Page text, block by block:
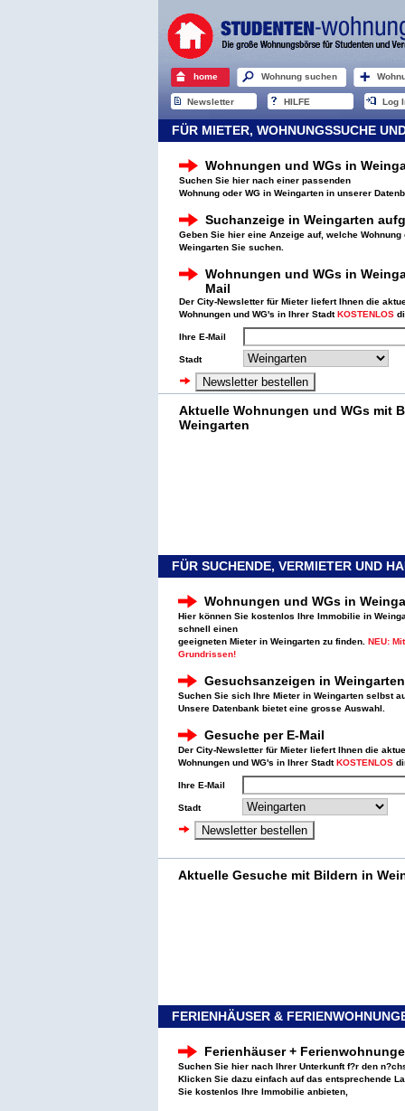
home Wohnung suchen
Newsletter HILFE Log
FÜR MIETER, WOHNUNGSSUCHE
Wohnungen und WGs in
Suchen Sie hier nach einer passenden
Wohnung oder WG in Weingarten in unserer
Suchanzeige in Weingarten
Geben Sie hier eine Anzeige auf, welche Wohnung
Weingarten Sie suchen.
Wohnungen und WGs in
Mail
Der City-Newsletter für Mieter liefert Ihnen die
Wohnungen und WG's in Ihrer StadtKOSTENLOS
Ihre E-Mail
Stadt
Aktuelle Wohnungen und WGs mit
Weingarten
FÜR SUCHENDE, VERMIETER UND
Wohnungen und WGs in
Hier können Sie kostenlos Ihre Immobilie in
schnell einen
geeigneten Mieter in Weingarten zu finden. NEU:
Grundrissen!
Gesuchsanzeigen in
Suchen Sie sich Ihre Mieter in Weingarten selbst
Unsere Datenbank bietet eine grosse Auswahl.
Gesuche per E-Mail
Der City-Newsletter für Mieter liefert Ihnen die
Wohnungen und WG's in Ihrer StadtKOSTENLOS
Ihre E-Mail
Stadt
Aktuelle Gesuche mit Bildern in
FERIENHÄUSER &
Ferienhäuser +
Suchen Sie hier nach Ihrer Unterkunft f?r den
Klicken Sie dazu einfach auf das entsprechende
Sie kostenlos Ihre Immobilie anbieten,